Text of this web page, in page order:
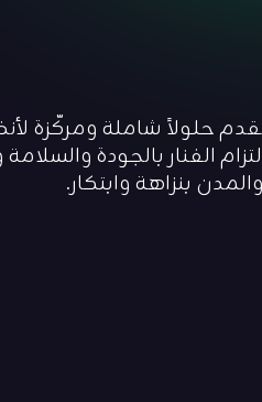
حلولاً شاملة ومركّزة
الفنار بالجودة والسلامة
بنزاهة وابتكار.